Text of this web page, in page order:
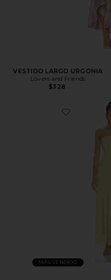
VESTIDO LARGO URGONIA
Lovers and Friends
$328
MÁS VENDIDO